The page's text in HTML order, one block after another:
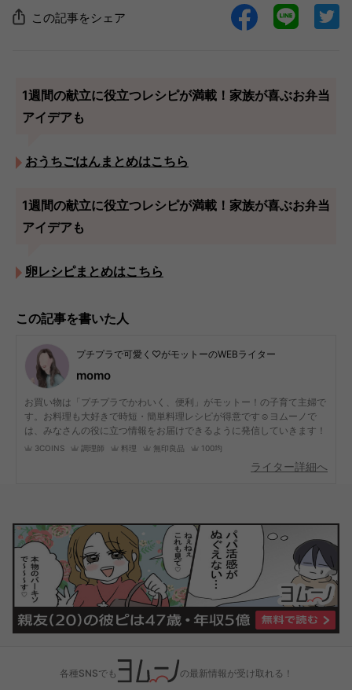
この記事をシェア
1週間の献立に役立つレシピが満載！家族が喜ぶお弁当
アイデアも
おうちごはんまとめはこちら
1週間の献立に役立つレシピが満載！家族が喜ぶお弁当
アイデアも
卵レシピまとめはこちら
この記事を書いた人
プチプラで可愛く♡がモットーのWEBライター
momo
お買い物は「プチプラでかわいく、便利」がモットー！の子育て主婦で
す。お料理も大好きで時短・簡単料理レシピが得意です☺︎ヨムーノで
は、みなさんの役に立つ情報をお届けできるように発信していきます！
3COINS 調理師 料理 無印良品 100均
ライター詳細へ
各種SNSでも の最新情報が受け取れる！